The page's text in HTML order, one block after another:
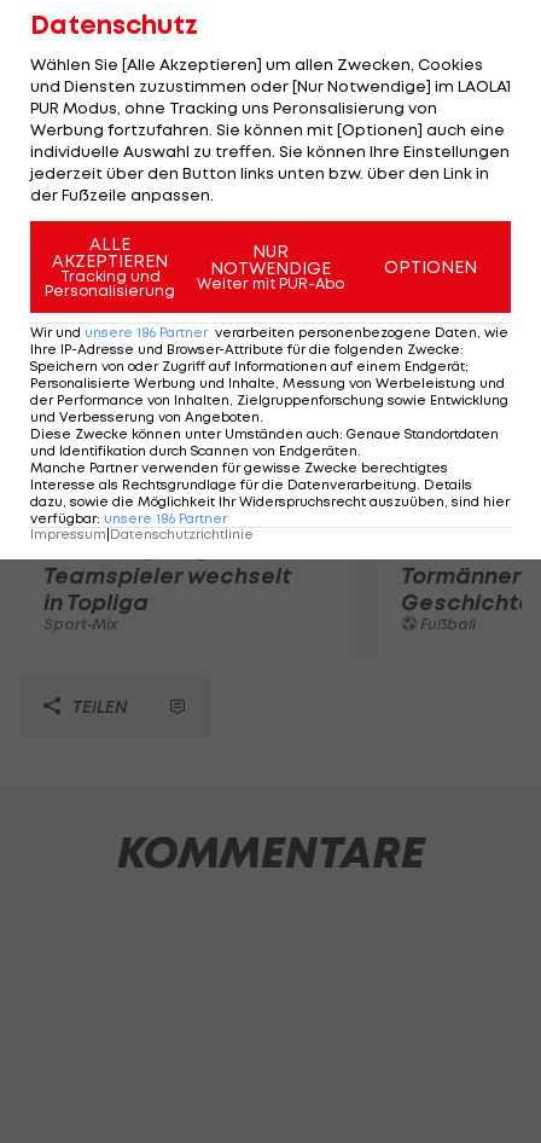
Stürmer in der 120. Minute die Latte und vergab
sich nun den Schuss ans Aluminium tätowiert
haben lassen. Im Internet kursieren Fotos, die
diese Szene als Tatoo zeigen. Darunter steht "One
Centimeter from Glory". Eine offizielle Bestätigung
für die Echtheit der Fotos gibt es vorerst nicht.
Mehr zum Thema
Karrieresprung! ÖVV-
Teamspieler wechselt
in Topliga
Sport-Mix
Tormänner
Geschichte
Fußball
TEILEN
KOMMENTARE
Datenschutz
Wählen Sie [Alle Akzeptieren] um allen Zwecken, Cookies
und Diensten zuzustimmen oder [Nur Notwendige] im LAOLA1
PUR Modus, ohne Tracking uns Peronsalisierung von
Werbung fortzufahren. Sie können mit [Optionen] auch eine
individuelle Auswahl zu treffen. Sie können Ihre Einstellungen
jederzeit über den Button links unten bzw. über den Link in
der Fußzeile anpassen.
ALLE
AKZEPTIEREN
Tracking und
Personalisierung
NUR
NOTWENDIGE
Weiter mit PUR-Abo
OPTIONEN
Wir und unsere 186 Partner verarbeiten personenbezogene Daten, wie
Ihre IP-Adresse und Browser-Attribute für die folgenden Zwecke:
Speichern von oder Zugriff auf Informationen auf einem Endgerät;
Personalisierte Werbung und Inhalte, Messung von Werbeleistung und
der Performance von Inhalten, Zielgruppenforschung sowie Entwicklung
und Verbesserung von Angeboten.
Diese Zwecke können unter Umständen auch: Genaue Standortdaten
und Identifikation durch Scannen von Endgeräten.
Manche Partner verwenden für gewisse Zwecke berechtigtes
Interesse als Rechtsgrundlage für die Datenverarbeitung. Details
dazu, sowie die Möglichkeit Ihr Widerspruchsrecht auszuüben, sind hier
verfügbar: unsere 186 Partner
Impressum Datenschutzrichtlinie